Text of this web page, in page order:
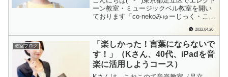
レッスン）
ーン教室・ミュージックベル教室を開い
ております「co-nekoみゅーじっく・こね
す。「こんにちは〜、檜垣です〜」「は
ぁい」ドアを開けてくれたのはLちゃん。
出張レッスンの時間、楽しみにしてくれ
ているといいな♪覚えるまでは意...
2022.04.26
教室ブログ
「楽しかった！言葉にならないで
す！」（Kさん、40代、iPadを音
楽に活用しようコース）